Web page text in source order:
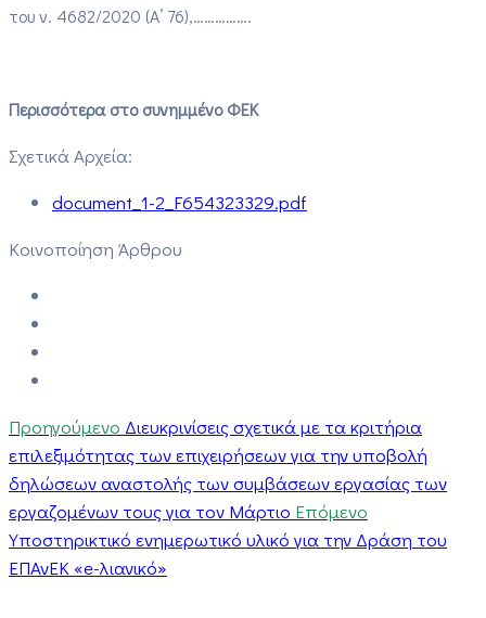
του ν. 4682/2020 (Α’ 76),…………….
Περισσότερα στο συνημμένο ΦΕΚ
Σχετικά Αρχεία:
document_1-2_F654323329.pdf
Κοινοποίηση Άρθρου
Προηγούμενο Διευκρινίσεις σχετικά με τα κριτήρια
επιλεξιμότητας των επιχειρήσεων για την υποβολή
δηλώσεων αναστολής των συμβάσεων εργασίας των
εργαζομένων τους για τον Μάρτιο Επόμενο
Υποστηρικτικό ενημερωτικό υλικό για την Δράση του
ΕΠΑνΕΚ «e-λιανικό»